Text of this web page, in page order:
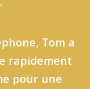
Tom a
rapidement
pour une